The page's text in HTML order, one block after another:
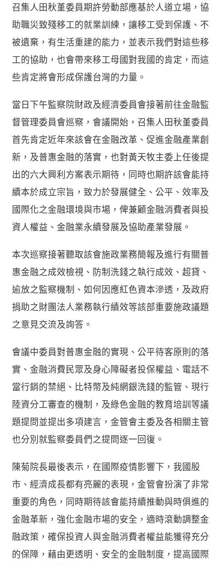
召集人田秋堇委員期許勞動部應基於人道立場，協
助職災致殘移工的就業訓練，讓移工受到保護、不
被遺棄，有生活重建的能力，並表示我們對這些移
工的協助，也會帶來移工母國對我國的肯定，而這
些肯定將會形成保護台灣的力量。
當日下午監察院財政及經濟委員會接著前往金融監
督管理委員會巡察，會議開始，召集人田秋堇委員
首先肯定近年來該會在金融改革、促進金融產業創
新，及普惠金融的落實，也對黃天牧主委上任後提
出的六大興利方案表示期待，同時也期許該會能持
續本於成立宗旨，致力於發展健全、公平、效率及
國際化之金融環境與市場，俾兼顧金融消費者與投
資人權益、金融業永續發展及協助產業發展。
本次巡察接著聽取該會施政業務簡報及進行有關普
惠金融之成效檢視、防制洗錢之執行成效、超貸、
逾放之監察機制、如何因應紅色資本滲透，及政府
捐助之財團法人業務執行績效等該部重要施政議題
之意見交流及詢答。
會議中委員對普惠金融的實現、公平待客原則的落
實、金融消費民眾及身心障礙者投保權益、電話不
當行銷的禁絕、比特幣及純網銀洗錢的監管、現行
陸資分工審查的機制，及綠色金融的教育培訓等議
題提問並提出多項建言，金管會主委及各相關主管
也分別就監察委員們之提問逐一回復。
陳菊院長最後表示，在國際疫情影響下，我國股
市、經濟成長都有亮麗的表現，金管會扮演了非常
重要的角色，同時期待該會能持續推動與時俱進的
金融革新，強化金融市場的安全，適時滾動調整金
融政策，確保投資人與金融消費者權益能獲得充分
的保障，藉由更透明、安全的金融制度，提高國際